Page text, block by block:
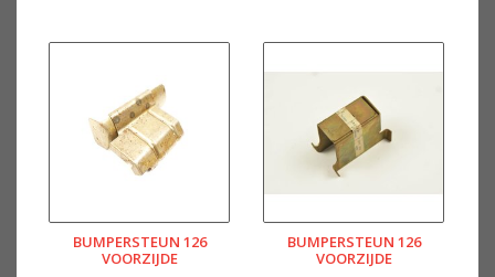
BUMPERSTEUN 126
VOORZIJDE
BUMPERSTEUN 126
VOORZIJDE